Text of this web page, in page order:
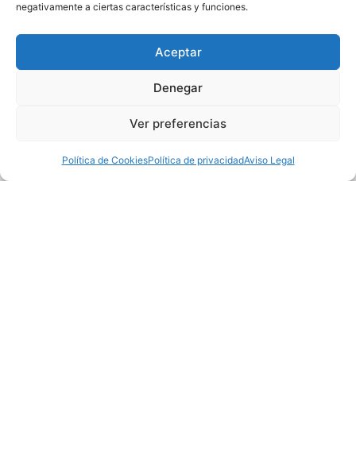
negativamente a ciertas características y funciones.
Aceptar
Denegar
Ver preferencias
Política de CookiesPolítica de privacidadAviso Legal
Utilizamos verduras y frutas cultivadas en las huertas de
local y máxima calidad en cada menú.